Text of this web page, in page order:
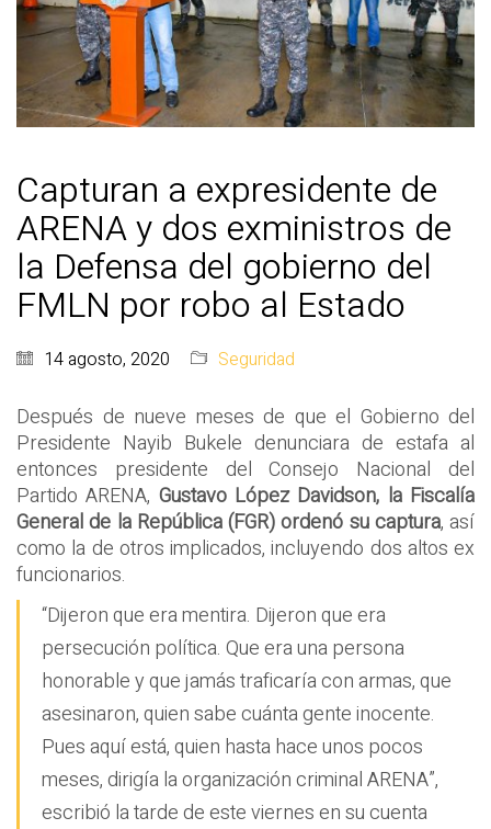
Capturan a expresidente de
ARENA y dos exministros de
la Defensa del gobierno del
FMLN por robo al Estado
14 agosto, 2020 Seguridad
Después de nueve meses de que el Gobierno del
Presidente Nayib Bukele denunciara de estafa al
entonces presidente del Consejo Nacional del
Partido ARENA, Gustavo López Davidson, la Fiscalía
General de la República (FGR) ordenó su captura, así
como la de otros implicados, incluyendo dos altos ex
funcionarios.
“Dijeron que era mentira. Dijeron que era
persecución política. Que era una persona
honorable y que jamás traficaría con armas, que
asesinaron, quien sabe cuánta gente inocente.
Pues aquí está, quien hasta hace unos pocos
meses, dirigía la organización criminal ARENA”,
escribió la tarde de este viernes en su cuenta